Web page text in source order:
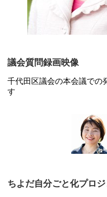
議会質問録画映像
千代田区議会の本会議での
す
ちよだ自分ごと化プロジ